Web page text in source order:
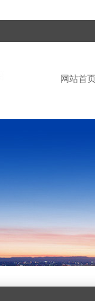
网站首